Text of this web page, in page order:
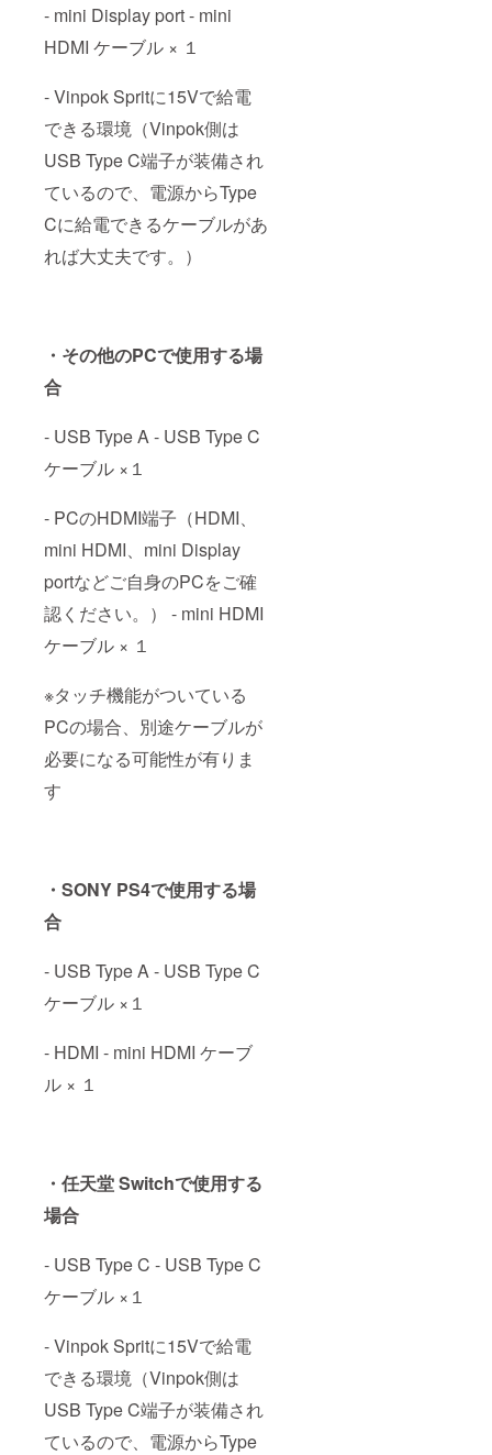
- mini Display port - mini
HDMI ケーブル × １
- Vinpok Spritに15Vで給電
できる環境（Vinpok側は
USB Type C端子が装備され
ているので、電源からType
Cに給電できるケーブルがあ
れば大丈夫です。）
・その他のPCで使用する場
合
- USB Type A - USB Type C
ケーブル ×１
- PCのHDMI端子（HDMI、
mini HDMI、mini Display
portなどご自身のPCをご確
認ください。） - mini HDMI
ケーブル × １
※タッチ機能がついている
PCの場合、別途ケーブルが
必要になる可能性が有りま
す
・SONY PS4で使用する場
合
- USB Type A - USB Type C
ケーブル ×１
- HDMI - mini HDMI ケーブ
ル × １
・任天堂 Switchで使用する
場合
- USB Type C - USB Type C
ケーブル ×１
- Vinpok Spritに15Vで給電
できる環境（Vinpok側は
USB Type C端子が装備され
ているので、電源からType